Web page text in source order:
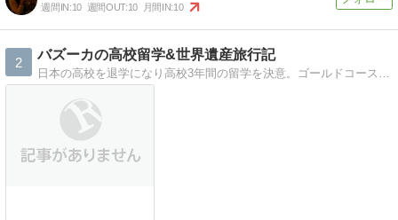
週間IN:10 週間OUT:10 月間IN:10
2
バズーカの高校留学&世界遺産旅行記